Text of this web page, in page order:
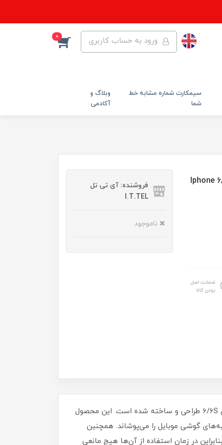
ورود به حساب کاربری 0
سیمکارت شماره مشابه خط
شما
وبلاگ و
آکادمی
ضمانت اصل
بودن کالا
فروشنده: آی تی تل
I.T.TEL
ناموجود
کمپانی هوکو به دلیل کیفیت و طراحی خاص لوازم جانبی موبایل شناخته شده است . این بامپر برای گوشی موبایل آیفون 6/6S طراحی و ساخته شده است. این محصول
گوشی موبایل را می‌پوشاند. همچنین
است. بنابراین در زمان استفاده از آن‌ها هیچ مانعی